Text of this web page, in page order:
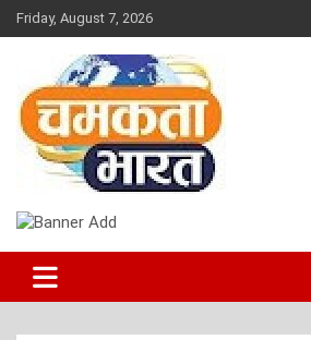
Skip
to
Friday, August 7, 2026
CHAMAKTA BHARAT